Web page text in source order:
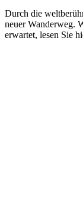
Durch die
neuer Wanderweg.
erwartet, lesen Sie